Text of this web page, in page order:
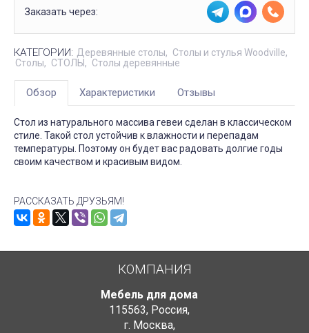
Заказать через:
КАТЕГОРИИ: Деревянные столы
Столы и стулья Woodville
Столы
СТОЛЫ Столы деревянные
Обзор Характеристики Отзывы
Стол из натурального массива гевеи сделан в классическом
стиле. Такой стол устойчив к влажности и перепадам
температуры. Поэтому он будет вас радовать долгие годы
своим качеством и красивым видом.
РАССКАЗАТЬ ДРУЗЬЯМ!
КОМПАНИЯ
Мебель для дома
115563, Россия,
г. Москва,